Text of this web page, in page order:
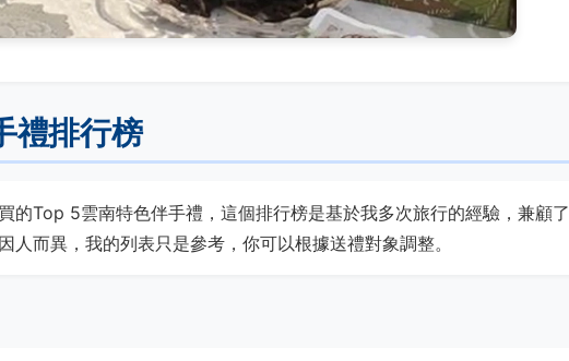
禮排行榜
的Top 5雲南特色伴手禮，這個排行榜是基於我多次旅行的經驗，兼顧了
人而異，我的列表只是參考，你可以根據送禮對象調整。